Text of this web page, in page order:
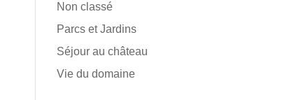
Non classé
Parcs et Jardins
Séjour au château
Vie du domaine